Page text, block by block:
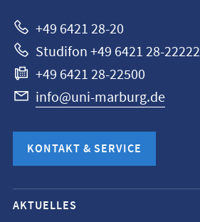
+49 6421 28-20
Studifon +49 6421 28-22222
+49 6421 28-22500
info@uni-marburg.de
KONTAKT & SERVICE
Mobile-
AKTUELLES